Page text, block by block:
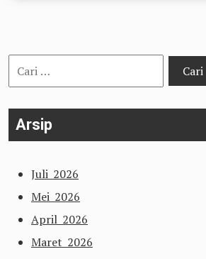
Cari
untuk:
Arsip
Juli 2026
Mei 2026
April 2026
Maret 2026